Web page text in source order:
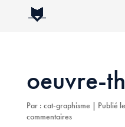
oeuvre-
Par : cat-graphisme | Publié
commentaires